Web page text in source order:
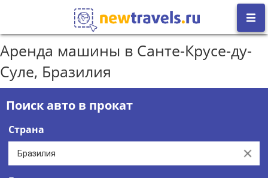
Аренда машины в Санте-Крусе-ду-
Суле, Бразилия
Поиск авто в прокат
Страна
Clear